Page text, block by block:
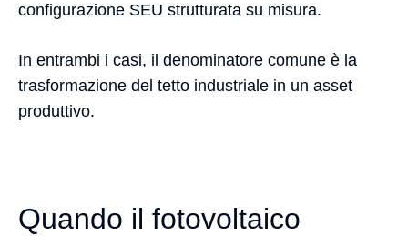
configurazione SEU strutturata su misura.
In entrambi i casi, il denominatore comune è la
trasformazione del tetto industriale in un asset
produttivo.
Quando il fotovoltaico